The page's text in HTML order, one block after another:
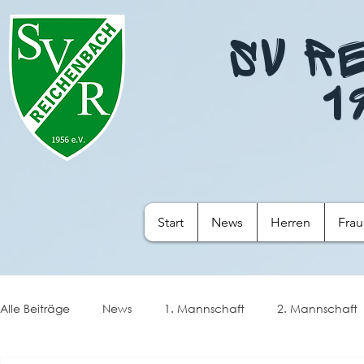
SV
Start News Herren
Alle Beiträge News 1. Mannschaft 2. Mannschaft